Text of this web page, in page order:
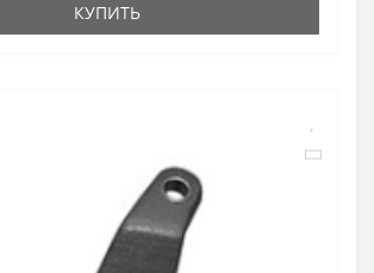
КУПИТЬ